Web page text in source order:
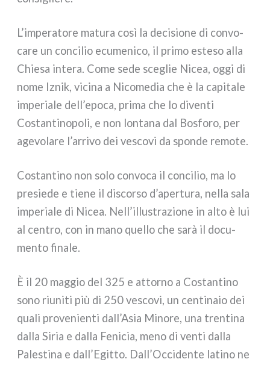
L’imperatore matu­ra così la deci­sio­ne di con­vo­
ca­re un con­ci­lio ecu­me­ni­co, il pri­mo este­so alla
Chiesa inte­ra. Come sede sce­glie Nicea, oggi di
nome Iznik, vici­na a Nicomedia che è la capi­ta­le
impe­ria­le dell’epoca, pri­ma che lo diven­ti
Costantinopoli, e non lon­ta­na dal Bosforo, per
age­vo­la­re l’arrivo dei vesco­vi da spon­de remo­te.
Costantino non solo con­vo­ca il con­ci­lio, ma lo
pre­sie­de e tie­ne il discor­so d’apertura, nel­la sala
impe­ria­le di Nicea. Nell’illustrazione in alto è lui
al cen­tro, con in mano quel­lo che sarà il docu­
men­to fina­le.
È il 20 mag­gio del 325 e attor­no a Costantino
sono riu­ni­ti più di 250 vesco­vi, un cen­ti­na­io dei
qua­li pro­ve­nien­ti dall’Asia Minore, una tren­ti­na
dal­la Siria e dal­la Fenicia, meno di ven­ti dal­la
Palestina e dall’Egitto. Dall’Occidente lati­no ne